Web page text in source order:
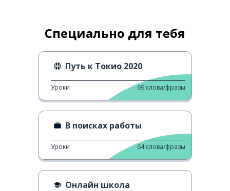
Специально для тебя
Путь к Токио 2020
Уроки 69 слова/фразы
В поисках работы
Уроки 64 слова/фразы
Онлайн школа